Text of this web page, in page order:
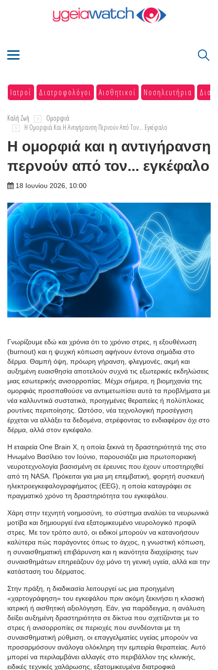
Ιατροί Διατροφολόγοι Αισθητικοί Νοσηλευτήρια
Καλή Ζωή
Ομορφιά
Η Ομορφιά Και Η Αντιγήρανση Περνούν Από Τον... Εγκέφαλο
Η ομορφιά και η αντιγήρανση
περνούν από τον... εγκέφαλο
18 Ιουνίου 2026, 10:00
Γνωρίζουμε εδώ και χρόνια ότι το χρόνιο στρες, η εξουθένωση
(burnout) και η ψυχική κόπωση αφήνουν έντονα σημάδια στο
δέρμα. Θαμπή όψη, πρόωρη γήρανση, φλεγμονές, ακμή και
αυξημένη ευαισθησία αποτελούν συχνά τις εξωτερικές εκδηλώσεις
μιας εσωτερικής ανισορροπίας. Μέχρι σήμερα, η βιομηχανία της
ομορφιάς προσπαθούσε να αντιμετωπίσει αυτά τα προβλήματα με
νέα καλλυντικά συστατικά, προηγμένες θεραπείες ή πολύπλοκες
ρουτίνες περιποίησης. Ωστόσο, νέα τεχνολογική προσέγγιση
έρχεται να αλλάξει τα δεδομένα, στρέφοντας το ενδιαφέρον όχι στο
δέρμα, αλλά στον εγκέφαλο.
Η εταιρεία One Brain X, η οποία ξεκινά τη δραστηριότητά της στο
Ηνωμένο Βασίλειο τον Ιούνιο, παρουσιάζει μια πρωτοποριακή
νευροτεχνολογία βασισμένη σε έρευνες που έχουν υποστηριχθεί
από τη NASA. Πρόκειται για μια μη επεμβατική, φορητή συσκευή
ηλεκτροεγκεφαλογραφήματος (EEG), η οποία καταγράφει σε
πραγματικό χρόνο τη δραστηριότητα του εγκεφάλου.
Χάρη στην τεχνητή νοημοσύνη, το σύστημα αναλύει τα νευρωνικά
μοτίβα και δημιουργεί ένα εξατομικευμένο νευρολογικό προφίλ
στρες. Με τον τρόπο αυτό, οι ειδικοί μπορούν να κατανοήσουν
καλύτερα πώς παράγοντες όπως το άγχος, η γνωστική κόπωση,
η συναισθηματική επιβάρυνση και η ικανότητα διαχείρισης των
συναισθημάτων επηρεάζουν όχι μόνο τη γενική υγεία, αλλά και την
κατάσταση του δέρματος.
Στην πράξη, η διαδικασία λειτουργεί ως μια προηγμένη
«χαρτογράφηση» του εγκεφάλου πριν ακόμη ξεκινήσει η κλασική
ιατρική ή αισθητική αξιολόγηση. Εάν, για παράδειγμα, η ανάλυση
δείξει αυξημένη δραστηριότητα σε δίκτυα που σχετίζονται με το
στρες ή ανισορροπίες σε περιοχές που συνδέονται με τη
συναισθηματική ρύθμιση, οι επαγγελματίες υγείας μπορούν να
προσαρμόσουν ανάλογα ολόκληρη την εμπειρία θεραπείας. Αυτό
μπορεί να περιλαμβάνει αλλαγές στο περιβάλλον της κλινικής,
ειδικές τεχνικές χαλάρωσης, εξατομικευμένα διατροφικά